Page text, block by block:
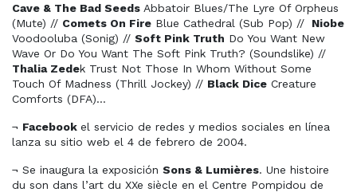
Cave & The Bad Seeds Abbatoir Blues/The Lyre Of Orpheus
(Mute) // Comets On Fire Blue Cathedral (Sub Pop) //
Niobe
Voodooluba (Sonig) // Soft Pink Truth Do You Want New
Wave Or Do You Want The Soft Pink Truth? (Soundslike) //
Thalia Zedek Trust Not Those In Whom Without Some
Touch Of Madness (Thrill Jockey) // Black Dice Creature
Comforts (DFA)…
¬ Facebook el servicio de redes y medios sociales en línea
lanza su sitio web el 4 de febrero de 2004.
¬ Se inaugura la exposición Sons & Lumières. Une histoire
du son dans l’art du XXe siècle en el Centre Pompidou de